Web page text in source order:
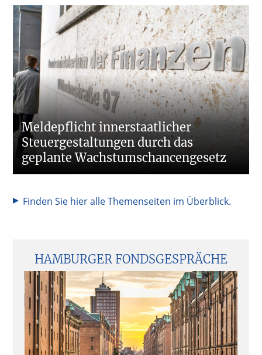
Meldepflicht innerstaatlicher
Steuergestaltungen durch das
geplante Wachstumschancengesetz
Finden Sie hier alle Themenseiten im Überblick.
HAMBURGER FONDSGESPRÄCHE